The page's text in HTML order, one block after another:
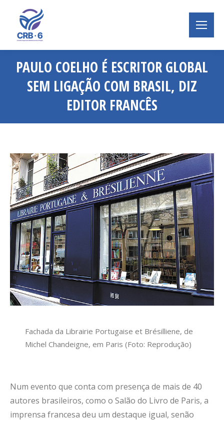
PAULO COELHO É ESCRITOR GLOBAL
SEM LIGAÇÃO COM BRASIL, DIZ
EDITOR FRANCÊS
Você está aqui:
Fachada da Librairie Portugaise et Brésilliene, de
Michel Chandeigne, em Paris (Foto: Reprodução)
Num evento que conta com presença de mais de 40
autores brasileiros, como o Salão do Livro de Paris, a
imprensa francesa deu um destaque igual, senão